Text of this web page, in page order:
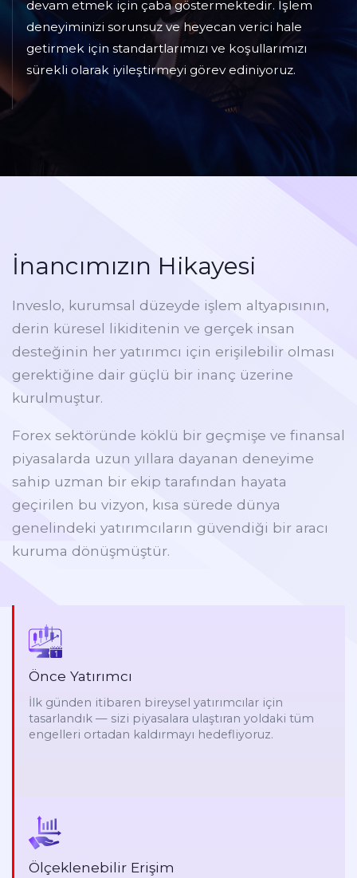
devam etmek için çaba göstermektedir. İşlem
deneyiminizi sorunsuz ve heyecan verici hale
getirmek için standartlarımızı ve koşullarımızı
sürekli olarak iyileştirmeyi görev ediniyoruz.
İnancımızın Hikayesi
Inveslo, kurumsal düzeyde işlem altyapısının,
derin küresel likiditenin ve gerçek insan
desteğinin her yatırımcı için erişilebilir olması
gerektiğine dair güçlü bir inanç üzerine
kurulmuştur.
Forex sektöründe köklü bir geçmişe ve finansal
piyasalarda uzun yıllara dayanan deneyime
sahip uzman bir ekip tarafından hayata
geçirilen bu vizyon, kısa sürede dünya
genelindeki yatırımcıların güvendiği bir aracı
kuruma dönüşmüştür.
Önce Yatırımcı
İlk günden itibaren bireysel yatırımcılar için
tasarlandık — sizi piyasalara ulaştıran yoldaki tüm
engelleri ortadan kaldırmayı hedefliyoruz.
Ölçeklenebilir Erişim